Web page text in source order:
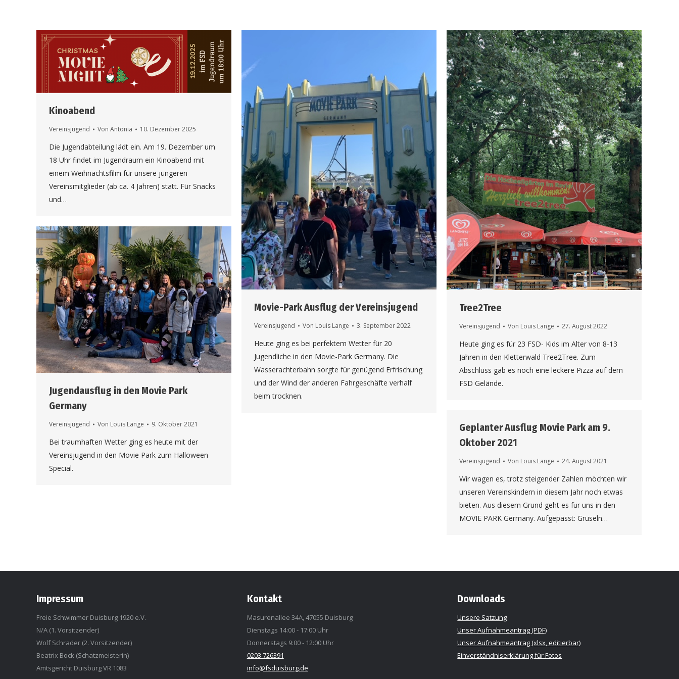
Kinoabend
Vereinsjugend Von Antonia 10. Dezember 2025
Die Jugendabteilung lädt ein. Am 19. Dezember um
18 Uhr findet im Jugendraum ein Kinoabend mit
einem Weihnachtsfilm für unsere jüngeren
Vereinsmitglieder (ab ca. 4 Jahren) statt. Für Snacks
und…
Movie-Park Ausflug der Vereinsjugend
Vereinsjugend Von Louis Lange 3. September 2022
Heute ging es bei perfektem Wetter für 20
Jugendliche in den Movie-Park Germany. Die
Wasserachterbahn sorgte für genügend Erfrischung
und der Wind der anderen Fahrgeschäfte verhalf
beim trocknen.
Tree2Tree
Vereinsjugend Von Louis Lange 27. August 2022
Heute ging es für 23 FSD- Kids im Alter von 8-13
Jahren in den Kletterwald Tree2Tree. Zum
Abschluss gab es noch eine leckere Pizza auf dem
FSD Gelände.
Jugendausflug in den Movie Park
Germany
Vereinsjugend Von Louis Lange 9. Oktober 2021
Bei traumhaften Wetter ging es heute mit der
Vereinsjugend in den Movie Park zum Halloween
Special.
Geplanter Ausflug Movie Park am 9.
Oktober 2021
Vereinsjugend Von Louis Lange 24. August 2021
Wir wagen es, trotz steigender Zahlen möchten wir
unseren Vereinskindern in diesem Jahr noch etwas
bieten. Aus diesem Grund geht es für uns in den
MOVIE PARK Germany. Aufgepasst: Gruseln…
Impressum
Freie Schwimmer Duisburg 1920 e.V.
N/A (1. Vorsitzender)
Wolf Schrader (2. Vorsitzender)
Beatrix Bock (Schatzmeisterin)
Amtsgericht Duisburg VR 1083
Kontakt
Masurenallee 34A, 47055 Duisburg
Dienstags 14:00 - 17:00 Uhr
Donnerstags 9:00 - 12:00 Uhr
0203 726391
info@fsduisburg.de
Downloads
Unsere Satzung
Unser Aufnahmeantrag (PDF)
Unser Aufnahmeantrag (xlsx, editierbar)
Einverständniserklärung für Fotos